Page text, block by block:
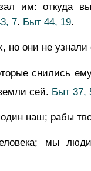
им: откуда
7. Быт 44, 19.
но они не узнали
снились
сей. Быт 37,
наш; рабы
мы